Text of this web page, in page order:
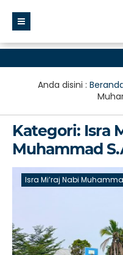
Anda disini :
Kategori: Isra
Muhammad
Isra Mi’raj Nabi